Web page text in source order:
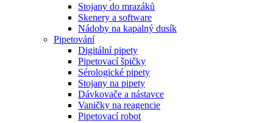
Stojany do mrazáků
Skenery a software
Nádoby na kapalný dusík
Pipetování
Digitální pipety
Pipetovací špičky
Sérologické pipety
Stojany na pipety
Dávkovače a nástavce
Vaničky na reagencie
Pipetovací robot